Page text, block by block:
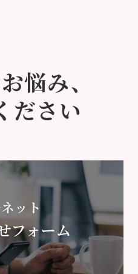
悩み、
ださい
ット
フォーム